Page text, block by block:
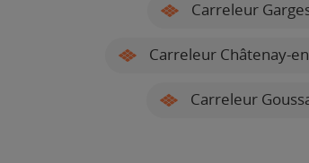
Carreleur
Carreleur Châtenay-
Carreleur